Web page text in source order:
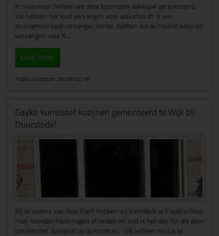
In maarssen hebben we deze bijzondere dakkapel gerenoveerd.
We hebben het lood vervangen voor wakaflex dit is een
duurzamere lood vervanger. Verder hebben we de houten kozijnen
vervangen voor K...
Lees meer
Publicatiedatum 28/06/2018
Gayko kunststof kozijnen gemonteerd te Wijk bij
Duurstede!
Bij de ouders van deze klant hebben wij inmiddels al 6 opdrachten
naar tevredenheid mogen afronden en wat is het dan fijn als deze
positieviteit doorgaat op de kinderen. Wij hebben nu dus bi...